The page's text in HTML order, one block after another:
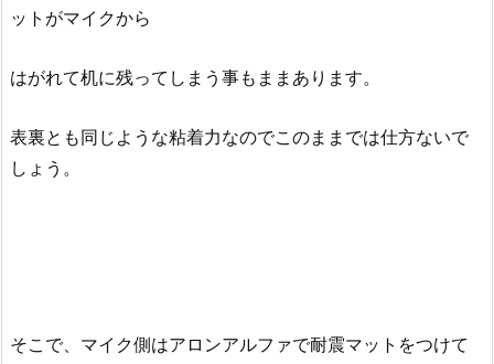
ットがマイクから
はがれて机に残ってしまう事もままあります。
表裏とも同じような粘着力なのでこのままでは仕方ないで
しょう。
そこで、マイク側はアロンアルファで耐震マットをつけて